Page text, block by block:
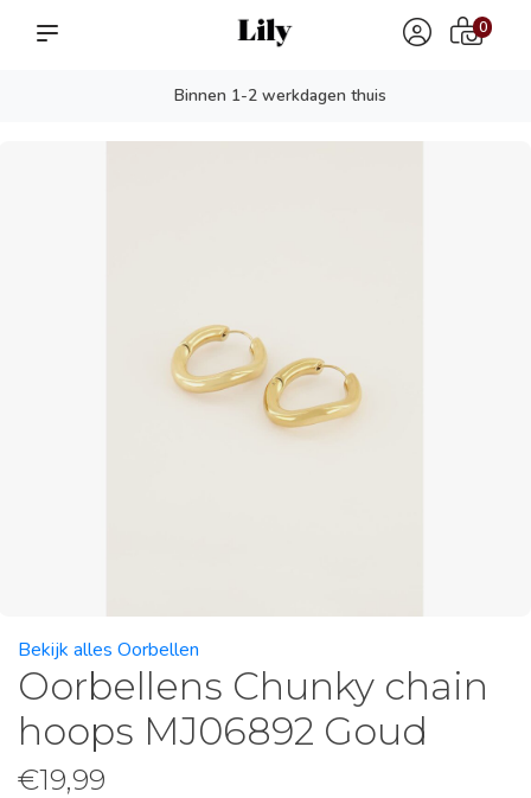
Binnen 1-2 werkdagen thuis
0
Bekijk alles Oorbellen
Oorbellens Chunky chain
hoops MJ06892 Goud
€19,99